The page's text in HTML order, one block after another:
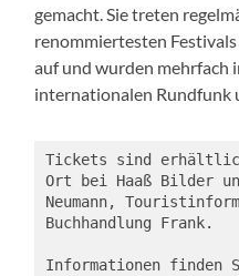
gemacht. Sie treten
renommiertesten
auf und wurden mehrfach
internationalen Rundfunk
Tickets sind
Ort bei Haaß Bilder
Neumann,
Buchhandlung Frank.
Informationen finden